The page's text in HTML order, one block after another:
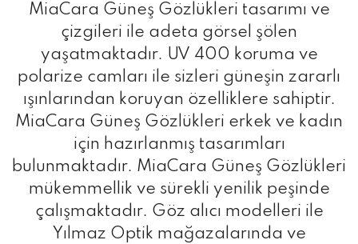
MiaCara Güneş Gözlükleri tasarımı ve
çizgileri ile adeta görsel şölen
yaşatmaktadır. UV 400 koruma ve
polarize camları ile sizleri güneşin zararlı
ışınlarından koruyan özelliklere sahiptir.
MiaCara Güneş Gözlükleri erkek ve kadın
için hazırlanmış tasarımları
bulunmaktadır. MiaCara Güneş Gözlükleri
mükemmellik ve sürekli yenilik peşinde
çalışmaktadır. Göz alıcı modelleri ile
Yılmaz Optik mağazalarında ve